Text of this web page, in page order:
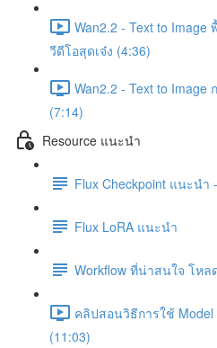
Wan2.2 - Text to Image
วีดีโอสุดเจ๋ง (4:36)
Wan2.2 - Text to
(7:14)
Resource แนะนำ
Flux Checkpoint แนะนำ
Flux LoRA แนะนำ
Workflow ที่น่าสนใจ โหล
คลิปสอนวิธีการใช้ Model
(11:03)